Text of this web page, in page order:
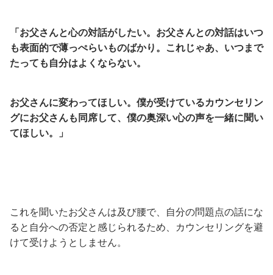
「お父さんと心の対話がしたい。お父さんとの対話はいつ
も表面的で薄っぺらいものばかり。これじゃあ、いつまで
たっても自分はよくならない。
お父さんに変わってほしい。僕が受けているカウンセリン
グにお父さんも同席して、僕の奥深い心の声を一緒に聞い
てほしい。」
これを聞いたお父さんは及び腰で、自分の問題点の話にな
ると自分への否定と感じられるため、カウンセリングを避
けて受けようとしません。